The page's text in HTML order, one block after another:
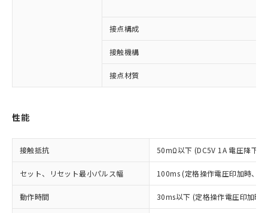
接点構成
接触機構
接点材質
性能
接触抵抗 50mΩ以下 (DC5V 1A 電圧降下法)
セット、リセット最小パルス幅 100ms (定格操作電圧印加時、
動作時間 30ms以下 (定格操作電圧印加時
以下の条件をお読みいただき、同意のうえ
ご利用ください。
本サービスは、当社制御機器事業取扱
商品の当社在庫状況および標準価格
対応済み：EU RoHS指令（10物質）の
非含有に対応した製品が提供可能な商品で
商品です。
対応予定なし：EU RoHS指令（10物質）の
非含有に非対応の商品で、対応品を出す予
定はありません。
調査・確認中：EU RoHS指令（10物質）の
非含有の対応状況を調査中または確認中の
※1 中国RoHS○×表